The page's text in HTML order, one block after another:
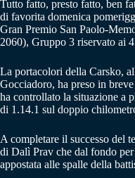
Tutto fatto, presto fatto, ben
di favorita domenica
Gran Premio San Paolo-
2060), Gruppo 3 riservato ai
La portacolori della Carsko,
Gocciadoro, ha preso in
ha controllato la situazione a
di 1.14.1 sul doppio
A completare il successo del
di Dalì Prav che dal fondo
appostata alle spalle della